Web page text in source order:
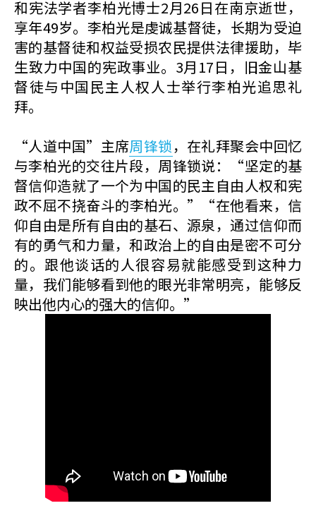
和宪法学者李柏光博士2月26日在南京逝世，
享年49岁。李柏光是虔诚基督徒，长期为受迫
害的基督徒和权益受损农民提供法律援助，毕
生致力中国的宪政事业。3月17日，旧金山基
督徒与中国民主人权人士举行李柏光追思礼
拜。
“人道中国”主席周锋锁，在礼拜聚会中回忆
与李柏光的交往片段，周锋锁说：“坚定的基
督信仰造就了一个为中国的民主自由人权和宪
政不屈不挠奋斗的李柏光。”“在他看来，信
仰自由是所有自由的基石、源泉，通过信仰而
有的勇气和力量，和政治上的自由是密不可分
的。跟他谈话的人很容易就能感受到这种力
量，我们能够看到他的眼光非常明亮，能够反
映出他内心的强大的信仰。”